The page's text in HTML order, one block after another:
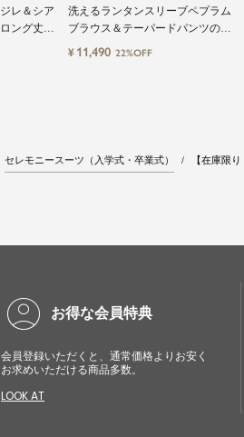
レ＆シア
ング丈設
トスーツ
洗えるランタンスリーブペプラム
ブラウス＆テーパードパンツのセ
ットアップセレモニースーツ
¥ 11,490 22%OFF
セレモニースーツ（入学式・卒業式） 【在庫限
account_circle お得な会員特典
会員登録いただくと、通常価格よりお安く
お求めいただける商品多数。
LOOK AT